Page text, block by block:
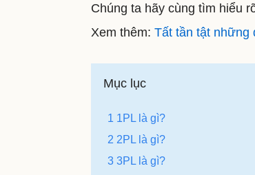
Chúng ta hãy cùng tìm hiểu
Xem thêm: Tất tần tật những
Mục lục
1 1PL là gì?
2 2PL là gì?
3 3PL là gì?